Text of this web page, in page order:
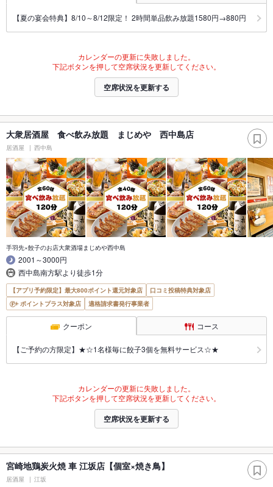
【夏の宴会特典】8/10～8/12限定！ 2時間単品飲み放題1580円→880円
カレンダーの更新に失敗しました。
下記ボタンを押して空席状況を更新してください。
空席状況を更新する
大衆居酒屋 食べ飲み放題 まじめや 西中島店
居酒屋 西中島
手羽先×餃子のお店大衆酒場まじめや西中島
2001～3000円
西中島南方駅より徒歩1分
【アプリ予約限定】最大800ポイント還元対象店
口コミ投稿特典対象店
ポイントプラス対象店
適格請求書発行事業者
クーポン コース
【ご予約の方限定】★☆1名様毎に餃子3個を無料サービス☆★
カレンダーの更新に失敗しました。
下記ボタンを押して空席状況を更新してください。
空席状況を更新する
宮崎地鶏炭火焼 車 江坂店【個室×焼き鳥】
居酒屋 江坂